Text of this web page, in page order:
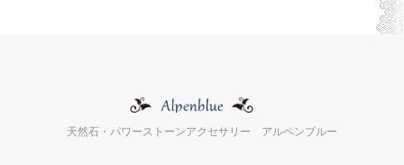
天然石・パワーストーンアクセサリー アルペンブルー